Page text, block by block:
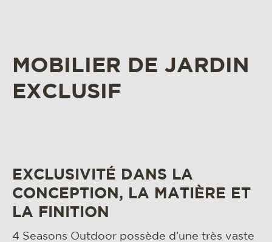
matériaux et entretien
contact
MOBILIER DE JARDIN
EXCLUSIF
EXCLUSIVITÉ DANS LA
CONCEPTION, LA MATIÈRE ET
LA FINITION
4 Seasons Outdoor possède d’une très vaste